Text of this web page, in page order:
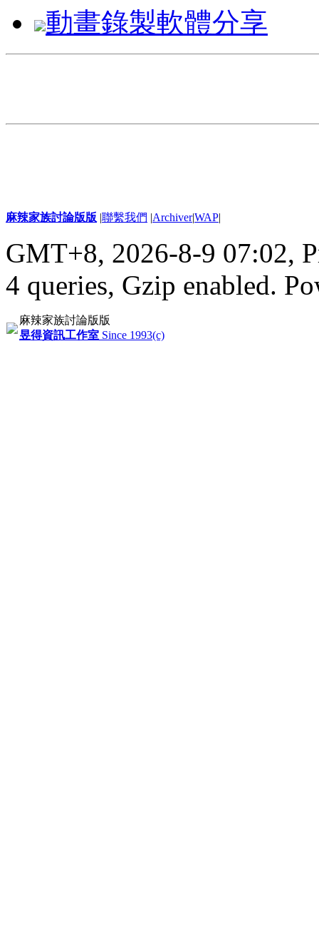
動畫錄製軟體分享
麻辣家族討論版版 |聯繫我們 |Archiver|WAP|
GMT+8, 2026-8-9 07:02,
4 queries, Gzip enabled.
麻辣家族討論版版
昱得資訊工作室 Since 1993(c)